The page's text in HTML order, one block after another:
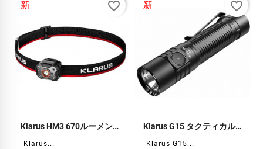
新
Klarus HM3 670ルーメン ヘッドランプ
Klarus...
favorite_border 新
Klarus G15 タクティカルフラッシュライト 4200ルーメン
Klarus G15...
favorite_border